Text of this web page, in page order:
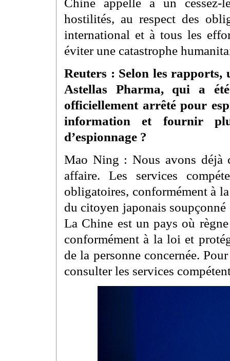
hostilités, au respect des
international et à tous les
éviter une catastrophe
Reuters : Selon les rapports,
Astellas Pharma, qui a
officiellement arrêté pour
information et fournir
d’espionnage ?
Mao Ning : Nous avons déjà
affaire. Les services
obligatoires, conformément à
du citoyen japonais soupçonné
La Chine est un pays où
conformément à la loi et
de la personne concernée.
consulter les services